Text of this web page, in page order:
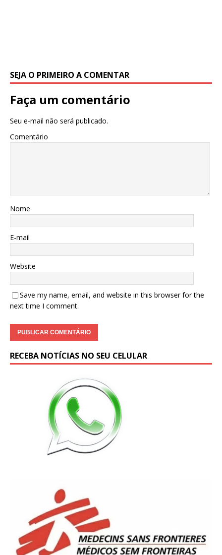
SEJA O PRIMEIRO A COMENTAR
Faça um comentário
Seu e-mail não será publicado.
Comentário
Nome
E-mail
Website
Save my name, email, and website in this browser for the
next time I comment.
RECEBA NOTÍCIAS NO SEU CELULAR